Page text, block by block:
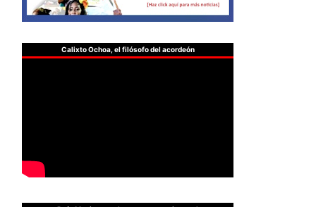
Calixto Ochoa, el filósofo del acordeón